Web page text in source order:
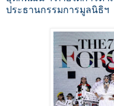
ประธานกรรมการมูลนิธิฯ